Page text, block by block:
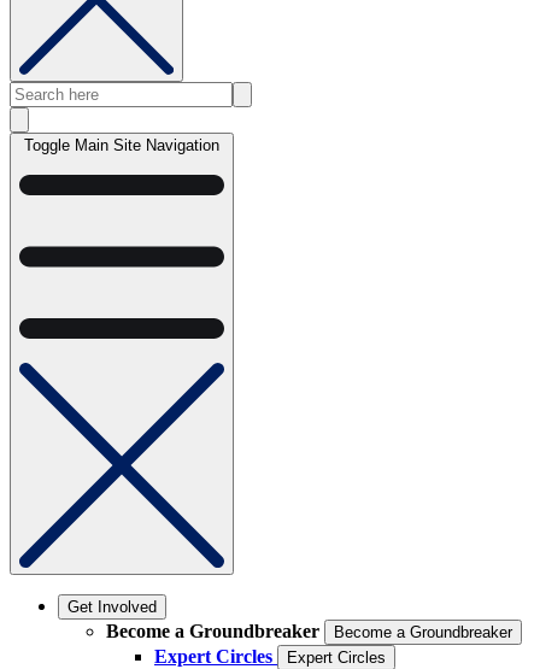
Toggle Main Site Navigation
Get Involved
Become a Groundbreaker Become a Groundbreaker
Expert Circles Expert Circles